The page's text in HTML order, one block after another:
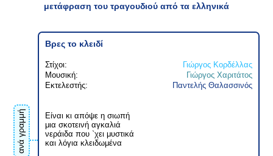
μετάφραση του τραγουδιού από τα ελληνικά
ανά γραμμή
Βρες το κλειδί
Στίχοι:
Γιώργος Κορδέλλας
Μουσική:
Γιώργος Χαριτάτος
Εκτελεστής:
Παντελής Θαλασσινός
Είναι κι απόψε η σιωπή
μια σκοτεινή αγκαλιά
νεράιδα που `χει μυστικά
και λόγια κλειδωμένα